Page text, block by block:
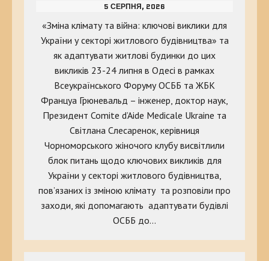
5 СЕРПНЯ, 2026
«Зміна клімату та війна: ключові виклики для
України у секторі житлового будівництва» та
як адаптувати житлові будинки до цих
викликів 23-24 липня в Одесі в рамках
Всеукраїнського Форуму ОСББ та ЖБК
Француа Грюневальд – інженер, доктор наук,
Президент Comite d’Aide Medicale Ukraine та
Світлана Слесаренок, керівниця
Чорноморського жіночого клубу висвітлили
блок питань щодо ключових викликів для
України у секторі житлового будівництва,
пов’язаних із зміною клімату та розповіли про
заходи, які допомагають адаптувати будівлі
ОСББ до…